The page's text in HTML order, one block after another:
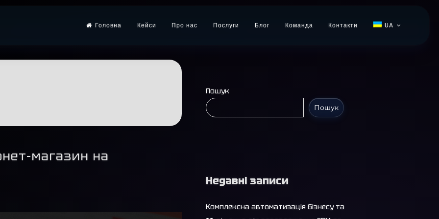
Головна Кейси Про нас Послуги Блог Команда Контакти UA
магазин на
Пошук
Пошук
Недавні записи
Комплексна автоматизація бізнесу та